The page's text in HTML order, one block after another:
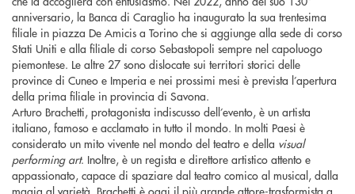
anniversario, la Banca di Caraglio ha inaugurato la sua trentesima
filiale in piazza De Amicis a Torino che si aggiunge alla sede di corso
Stati Uniti e alla filiale di corso Sebastopoli sempre nel capoluogo
piemontese. Le altre 27 sono dislocate sui territori storici delle
province di Cuneo e Imperia e nei prossimi mesi è prevista l’apertura
della prima filiale in provincia di Savona.
Arturo Brachetti, protagonista indiscusso dell’evento, è un artista
italiano, famoso e acclamato in tutto il mondo. In molti Paesi è
considerato un mito vivente nel mondo del teatro e della visual
performing art. Inoltre, è un regista e direttore artistico attento e
appassionato, capace di spaziare dal teatro comico al musical, dalla
magia al varietà. Brachetti è oggi il più grande attore-trasformista a